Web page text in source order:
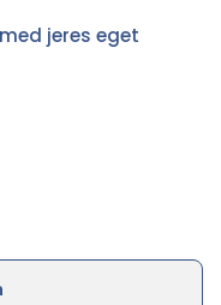
jeres eget